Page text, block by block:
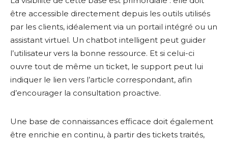
être accessible directement depuis les outils utilisés
par les clients, idéalement via un portail intégré ou un
assistant virtuel. Un chatbot intelligent peut guider
l’utilisateur vers la bonne ressource. Et si celui-ci
ouvre tout de même un ticket, le support peut lui
indiquer le lien vers l’article correspondant, afin
d’encourager la consultation proactive.
Une base de connaissances efficace doit également
être enrichie en continu, à partir des tickets traités,